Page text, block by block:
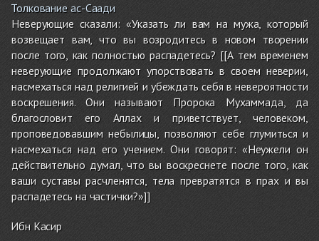
Толкование ас-Саади
Неверующие сказали: «Указать ли вам на мужа, который
возвещает вам, что вы возродитесь в новом творении
после того, как полностью распадетесь? [[А тем временем
неверующие продолжают упорствовать в своем неверии,
насмехаться над религией и убеждать себя в невероятности
воскрешения. Они называют Пророка Мухаммада, да
благословит его Аллах и приветствует, человеком,
проповедовавшим небылицы, позволяют себе глумиться и
насмехаться над его учением. Они говорят: «Неужели он
действительно думал, что вы воскреснете после того, как
ваши суставы расчленятся, тела превратятся в прах и вы
распадетесь на частички?»]]
Ибн Касир